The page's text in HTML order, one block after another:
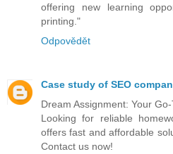
offering new learning
printing."
Odpovědět
Case study of SEO
Dream Assignment: Your
Looking for reliable
offers fast and affordable
Contact us now!